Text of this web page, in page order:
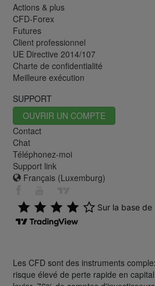
Actions & plus
CFD-Forex
Futures
Client professionnel
UE Directive 2014/107
Charte de confidentialité
Meilleure exécution
SUPPORT
OUVRIR UN COMPTE
Contact
Chat
Téléphonez-moi
Support link
Français (Luxemburg)
Les CFD sont des instruments
risque élevé de perte rapide en